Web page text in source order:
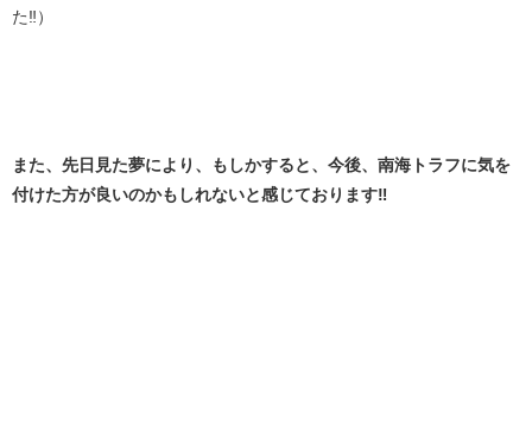
た‼️）
また、先日見た夢により、もしかすると、今後、南海トラフに気を
付けた方が良いのかもしれないと感じております‼️